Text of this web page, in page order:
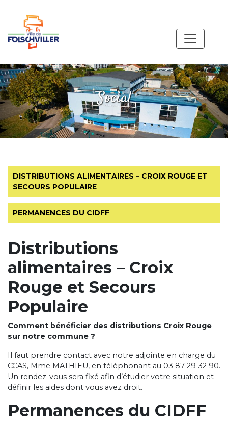
Social
DISTRIBUTIONS ALIMENTAIRES – CROIX ROUGE ET
SECOURS POPULAIRE
PERMANENCES DU CIDFF
Distributions
alimentaires – Croix
Rouge et Secours
Populaire
Comment bénéficier des distributions Croix Rouge
sur notre commune ?
Il faut prendre contact avec notre adjointe en charge du
CCAS, Mme MATHIEU, en téléphonant au 03 87 29 32 90.
Un rendez-vous sera fixé afin d’étudier votre situation et
définir les aides dont vous avez droit.
Permanences du CIDFF